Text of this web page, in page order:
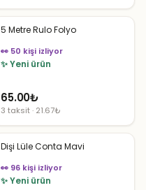
5 Metre Rulo Folyo
👀 50 kişi izliyor
✨ Yeni ürün
65.00₺
3 taksit · 21.67₺
Dişi Lüle Conta Mavi
👀 96 kişi izliyor
✨ Yeni ürün